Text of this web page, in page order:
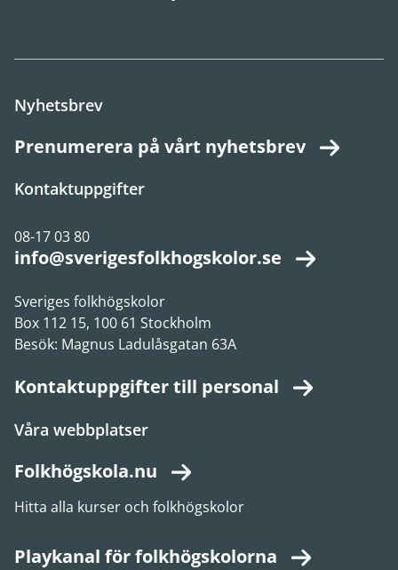
Nyhetsbrev
Prenumerera på vårt nyhetsbrev
Kontaktuppgifter
08-17 03 80
info@sverigesfolkhogskolor.se
Sveriges folkhögskolor
Box 112 15, 100 61 Stockholm
Besök: Magnus Ladulåsgatan 63A
Kontaktuppgifter till personal
Våra webbplatser
Folkhögskola.nu
Hitta alla kurser och folkhögskolor
Playkanal för folkhögskolorna